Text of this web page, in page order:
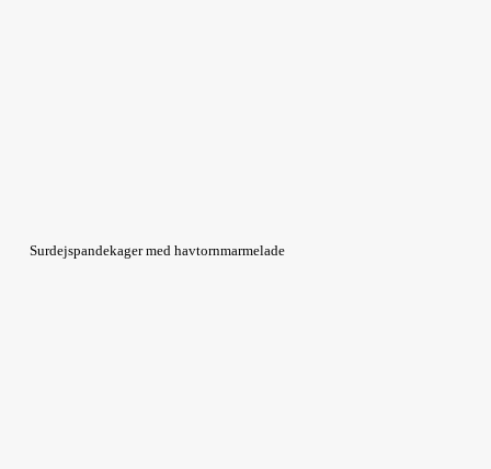
Surdejspandekager med havtornmarmelade